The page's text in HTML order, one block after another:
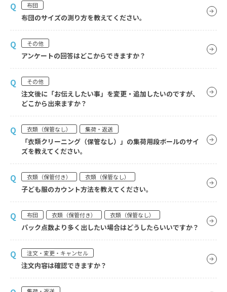
Q 布団
布団のサイズの測り方を教えてください。
Q その他
アンケートの回答はどこからできますか？
Q その他
注文後に「お伝えしたい事」を変更・追加したいのですが、
どこから出来ますか？
Q 衣類（保管なし） 集荷・返送
「衣類クリーニング（保管なし）」の集荷用段ボールのサイ
ズを教えてください。
Q 衣類（保管付き） 衣類（保管なし）
子ども服のカウント方法を教えてください。
Q 布団 衣類（保管付き） 衣類（保管なし）
パック点数より多く出したい場合はどうしたらいいですか？
Q 注文・変更・キャンセル
注文内容は確認できますか？